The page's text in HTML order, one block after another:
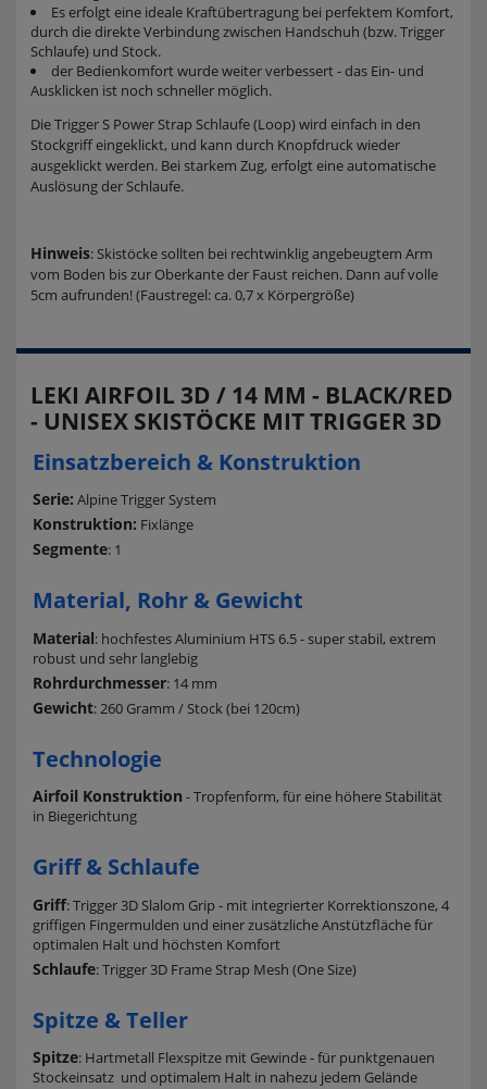
Es erfolgt eine ideale Kraftübertragung bei perfektem Komfort,
durch die direkte Verbindung zwischen Handschuh (bzw. Trigger
Schlaufe) und Stock.
der Bedienkomfort wurde weiter verbessert - das Ein- und
Ausklicken ist noch schneller möglich.
Die Trigger S Power Strap Schlaufe (Loop) wird einfach in den
Stockgriff eingeklickt, und kann durch Knopfdruck wieder
ausgeklickt werden. Bei starkem Zug, erfolgt eine automatische
Auslösung der Schlaufe.
Hinweis: Skistöcke sollten bei rechtwinklig angebeugtem Arm
vom Boden bis zur Oberkante der Faust reichen. Dann auf volle
5cm aufrunden! (Faustregel: ca. 0,7 x Körpergröße)
LEKI AIRFOIL 3D / 14 MM - BLACK/RED
- UNISEX SKISTÖCKE MIT TRIGGER 3D
Einsatzbereich & Konstruktion
Serie: Alpine Trigger System
Konstruktion: Fixlänge
Segmente: 1
Material, Rohr & Gewicht
Material: hochfestes Aluminium HTS 6.5 - super stabil, extrem
robust und sehr langlebig
Rohrdurchmesser: 14 mm
Gewicht: 260 Gramm / Stock (bei 120cm)
Technologie
Airfoil Konstruktion - Tropfenform, für eine höhere Stabilität
in Biegerichtung
Griff & Schlaufe
Griff: Trigger 3D Slalom Grip - mit integrierter Korrektionszone, 4
griffigen Fingermulden und einer zusätzliche Anstützfläche für
optimalen Halt und höchsten Komfort
Schlaufe: Trigger 3D Frame Strap Mesh (One Size)
Spitze & Teller
Spitze: Hartmetall Flexspitze mit Gewinde - für punktgenauen
Stockeinsatz und optimalem Halt in nahezu jedem Gelände